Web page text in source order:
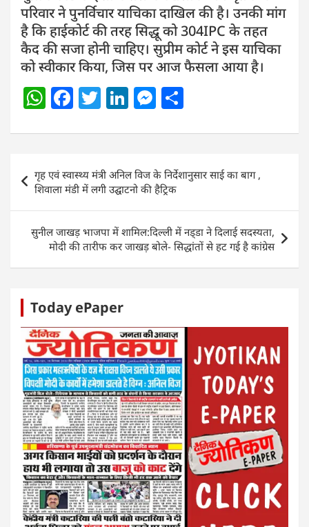
परिवार ने पुनर्विचार याचिका दाखिल की है। उनकी मांग
है कि हाईकोर्ट की तरह सिद्धू को 304IPC के तहत
कैद की सजा होनी चाहिए। सुप्रीम कोर्ट ने इस याचिका
को स्वीकार किया, जिस पर आज फैसला आया है।
W
at
s
A
p
p
F
c
e
b
o
o
k
T
itt
er
Li
k
e
dI
n
M
ss
e
n
g
er
ar
e
navigation
गृह एवं स्वास्थ्य मंत्री अनिल विज के निर्देशानुसार साई का बाग ,
शिवाला मंडी में लगी उद्घाटनो की हैट्रिक
सुनील जाखड़ भाजपा में शामिल:दिल्ली में नड्‌डा ने दिलाई सदस्यता,
मोदी की तारीफ कर जाखड़ बोले- सिद्धांतों से हट गई है कांग्रेस
Today ePaper